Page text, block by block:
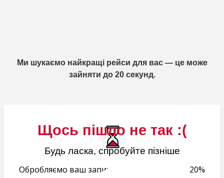
Щось пішло не так :(
Будь ласка, спробуйте пізніше
Ми шукаємо найкращі рейси для вас — це може
зайняти до 20 секунд.
Обробляємо ваш запит... 21%